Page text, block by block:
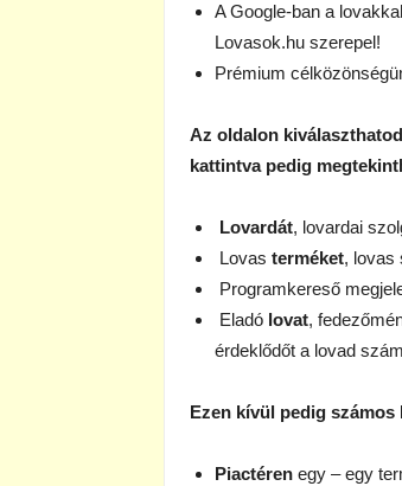
A Google-ban a
Lovasok.hu szerepel!
Prémium
Az oldalon
kattintva pedig
Lovardát, lovardai
Lovas terméket, lovas
Programkereső
Eladó lovat,
érdeklődőt a lovad
Ezen kívül pedig
Piactéren egy – egy